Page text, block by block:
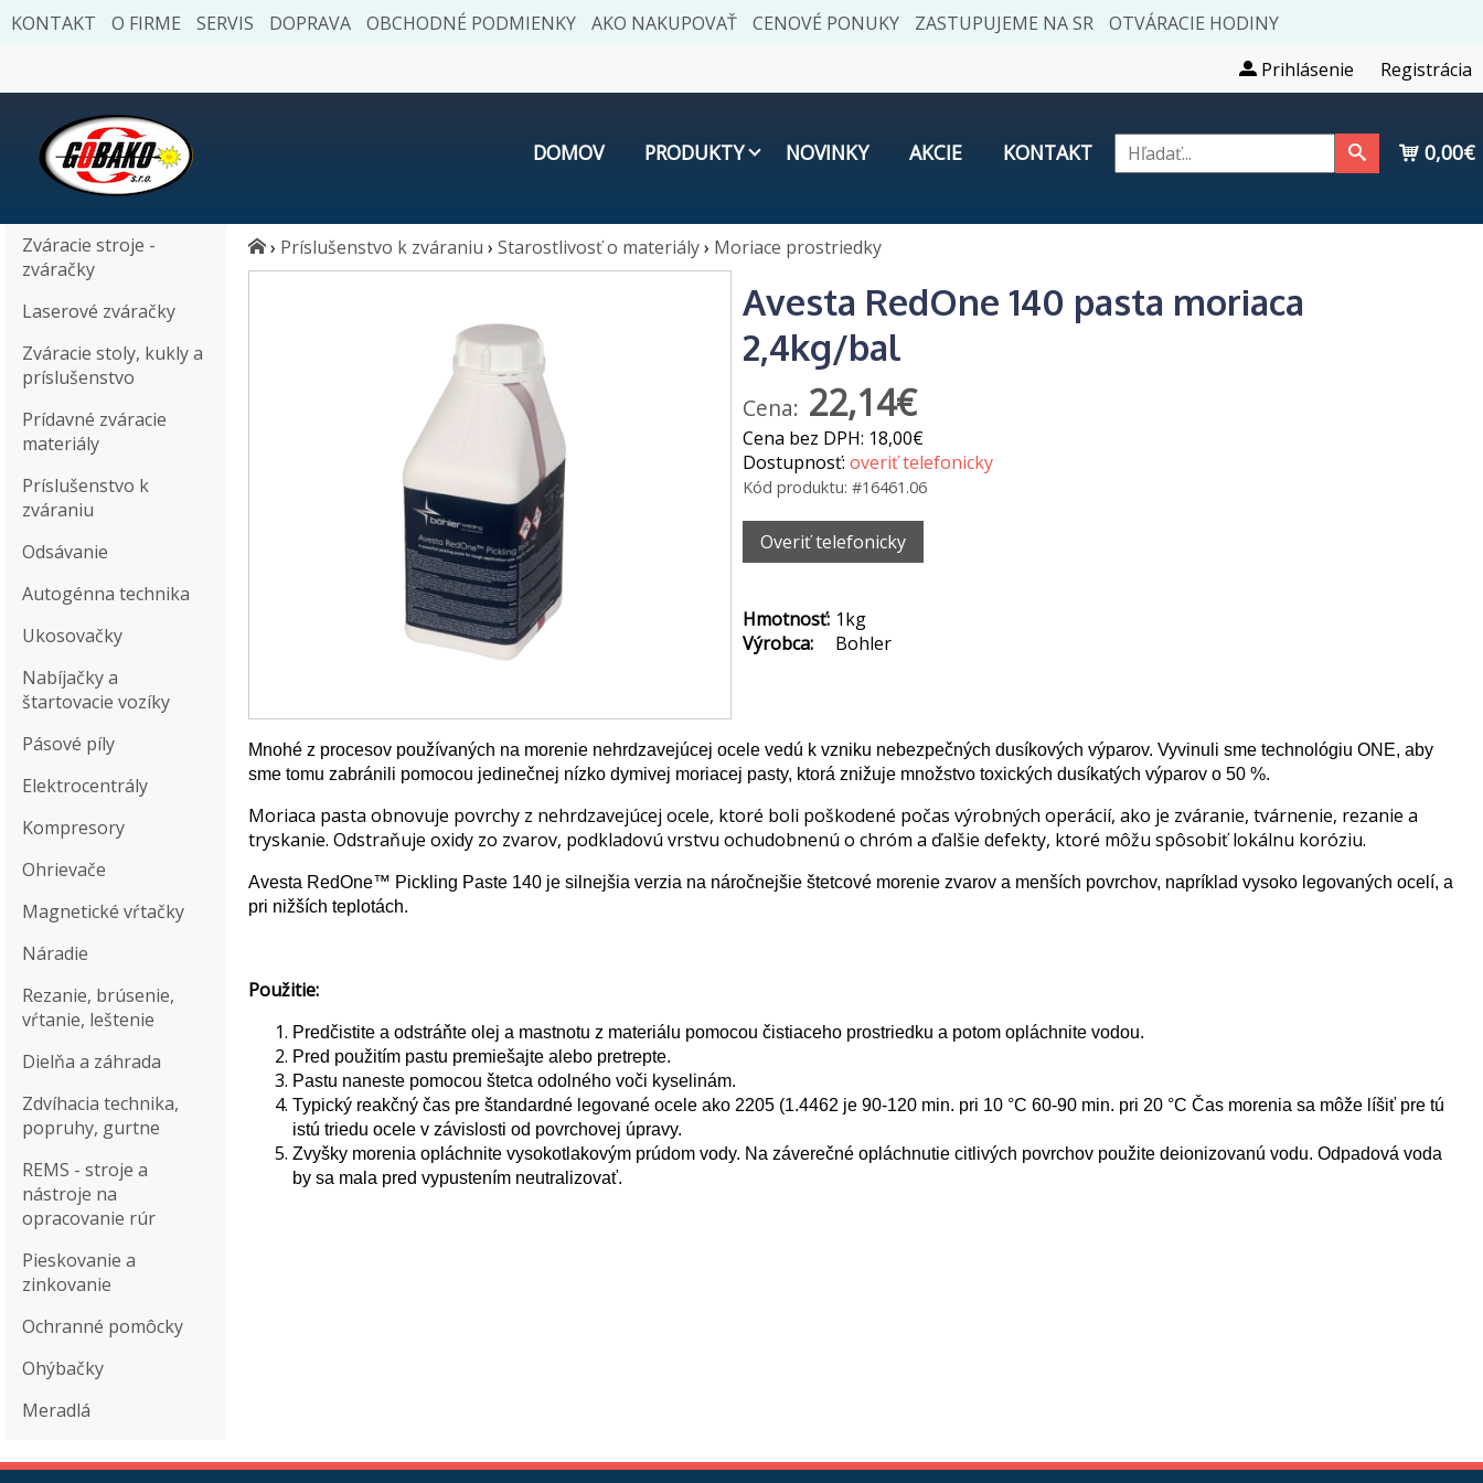
KONTAKT O FIRME SERVIS DOPRAVA OBCHODNÉ PODMIENKY AKO NAKUPOVAŤ CENOVÉ PONUKY ZASTUPUJEME NA SR
OTVÁRACIE HODINY
Prihlásenie
Registrácia
DOMOV PRODUKTY NOVINKY AKCIE KONTAKT 0,00€
Zváracie stroje -
zváračky
Laserové zváračky
Zváracie stoly, kukly a
príslušenstvo
Prídavné zváracie
materiály
Príslušenstvo k
zváraniu
Odsávanie
Autogénna technika
Ukosovačky
Nabíjačky a
štartovacie vozíky
Pásové píly
Elektrocentrály
Kompresory
Ohrievače
Magnetické vŕtačky
Náradie
Rezanie, brúsenie,
vŕtanie, leštenie
Dielňa a záhrada
Zdvíhacia technika,
popruhy, gurtne
REMS - stroje a
nástroje na
opracovanie rúr
Pieskovanie a
zinkovanie
Ochranné pomôcky
Ohýbačky
Meradlá
› Príslušenstvo k zváraniu › Starostlivosť o materiály› Moriace prostriedky
Avesta RedOne 140 pasta moriaca
2,4kg/bal
Cena: 22,14€
Cena bez DPH: 18,00€
Dostupnosť: overiť telefonicky
Kód produktu: #16461.06
Overiť telefonicky
Hmotnosť: 1kg
Výrobca:
Bohler
Mnohé z procesov používaných na morenie nehrdzavejúcej ocele vedú k vzniku nebezpečných dusíkových výparov. Vyvinuli sme technológiu ONE, aby
sme tomu zabránili pomocou jedinečnej nízko dymivej moriacej pasty, ktorá znižuje množstvo toxických dusíkatých výparov o 50 %.
Moriaca pasta obnovuje povrchy z nehrdzavejúcej ocele, ktoré boli poškodené počas výrobných operácií, ako je zváranie, tvárnenie, rezanie a
tryskanie. Odstraňuje oxidy zo zvarov, podkladovú vrstvu ochudobnenú o chróm a ďalšie defekty, ktoré môžu spôsobiť lokálnu koróziu.
Avesta RedOne™ Pickling Paste 140 je silnejšia verzia na náročnejšie štetcové morenie zvarov a menších povrchov, napríklad vysoko legovaných ocelí, a
pri nižších teplotách.
Použitie:
Predčistite a odstráňte olej a mastnotu z materiálu pomocou čistiaceho prostriedku a potom opláchnite vodou.
Pred použitím pastu premiešajte alebo pretrepte.
Pastu naneste pomocou štetca odolného voči kyselinám.
Typický reakčný čas pre štandardné legované ocele ako 2205 (1.4462 je 90-120 min. pri 10 °C 60-90 min. pri 20 °C Čas morenia sa môže líšiť pre tú
istú triedu ocele v závislosti od povrchovej úpravy.
Zvyšky morenia opláchnite vysokotlakovým prúdom vody. Na záverečné opláchnutie citlivých povrchov použite deionizovanú vodu. Odpadová voda
by sa mala pred vypustením neutralizovať.